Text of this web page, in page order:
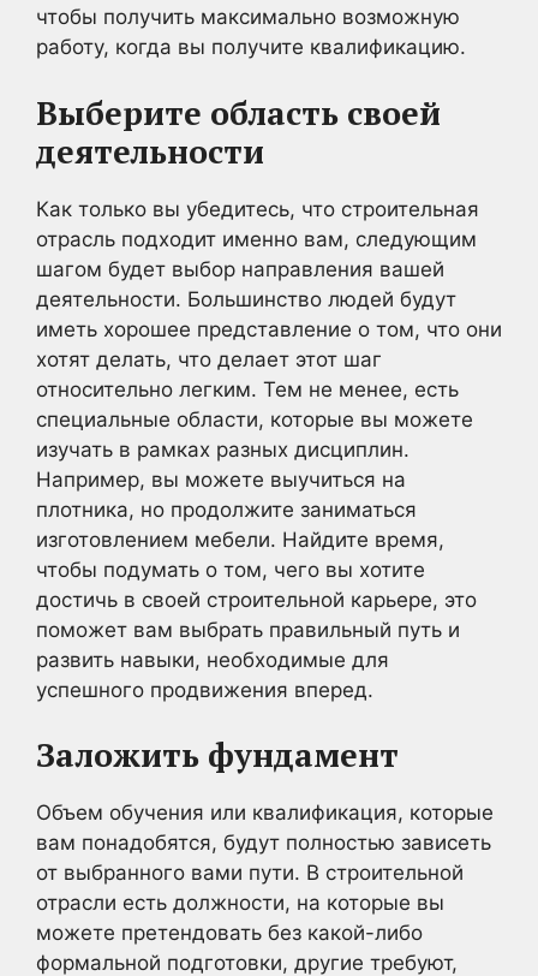
чтобы получить максимально возможную
работу, когда вы получите квалификацию.
Выберите область своей
деятельности
Как только вы убедитесь, что строительная
отрасль подходит именно вам, следующим
шагом будет выбор направления вашей
деятельности. Большинство людей будут
иметь хорошее представление о том, что они
хотят делать, что делает этот шаг
относительно легким. Тем не менее, есть
специальные области, которые вы можете
изучать в рамках разных дисциплин.
Например, вы можете выучиться на
плотника, но продолжите заниматься
изготовлением мебели. Найдите время,
чтобы подумать о том, чего вы хотите
достичь в своей строительной карьере, это
поможет вам выбрать правильный путь и
развить навыки, необходимые для
успешного продвижения вперед.
Заложить фундамент
Объем обучения или квалификация, которые
вам понадобятся, будут полностью зависеть
от выбранного вами пути. В строительной
отрасли есть должности, на которые вы
можете претендовать без какой-либо
формальной подготовки, другие требуют,